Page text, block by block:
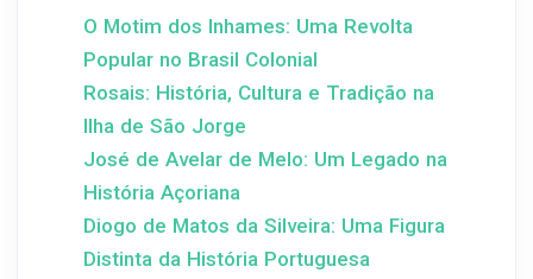
O Motim dos Inhames: Uma Revolta
Popular no Brasil Colonial
Rosais: História, Cultura e Tradição na
Ilha de São Jorge
José de Avelar de Melo: Um Legado na
História Açoriana
Diogo de Matos da Silveira: Uma Figura
Distinta da História Portuguesa